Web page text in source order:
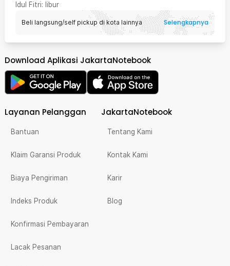
Idul Fitri: libur
Beli langsung/self pickup di kota lainnya Selengkapnya
Download Aplikasi JakartaNotebook
Layanan Pelanggan
Bantuan
Klaim Garansi Produk
Biaya Pengiriman
Indeks Produk
Konfirmasi Pembayaran
Lacak Pesanan
JakartaNotebook
Tentang Kami
Kontak Kami
Karir
Blog